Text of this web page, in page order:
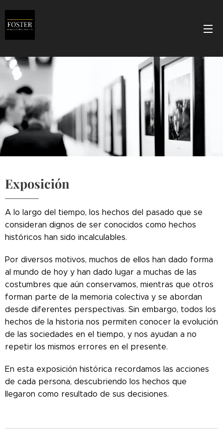
Exposición
A lo largo del tiempo, los hechos del pasado que se
consideran dignos de ser conocidos como hechos
históricos han sido incalculables.
Por diversos motivos, muchos de ellos han dado forma
al mundo de hoy y han dado lugar a muchas de las
costumbres que aún conservamos, mientras que otros
forman parte de la memoria colectiva y se abordan
desde diferentes perspectivas. Sin embargo, todos los
hechos de la historia nos permiten conocer la evolución
de las sociedades en el tiempo, y nos ayudan a no
repetir los mismos errores en el presente.
En esta exposición histórica recordamos las acciones
de cada persona, descubriendo los hechos que
llegaron como resultado de sus decisiones.